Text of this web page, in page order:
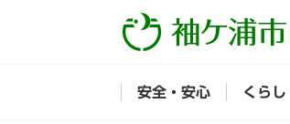
安全・安心 くら